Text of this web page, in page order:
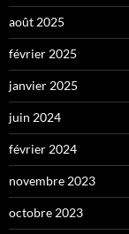
août 2025
février 2025
janvier 2025
juin 2024
février 2024
novembre 2023
octobre 2023